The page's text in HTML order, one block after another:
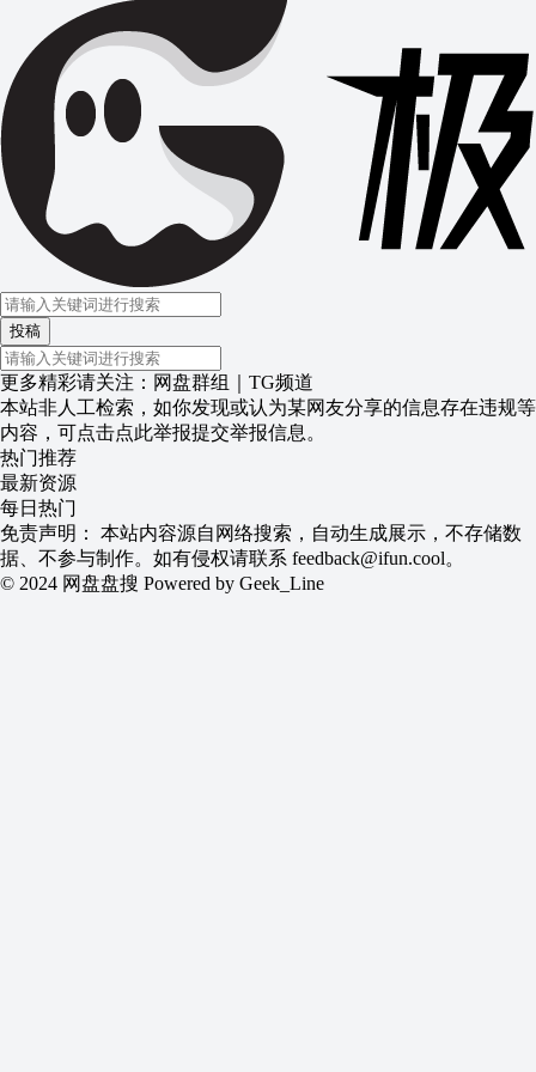
投稿
更多精彩请关注： 网盘群组
TG频道
本站非人工检索，如你发现或认为某网友分享的信息存在违规等
内容，可点击点此举报提交举报信息。
热门推荐
最新资源
每日热门
免责声明：​ 本站内容源自网络搜索，自动生成展示，不存储数
据、不参与制作。如有侵权请联系 feedback@ifun.cool。
© 2024 网盘盘搜 Powered by Geek_Line